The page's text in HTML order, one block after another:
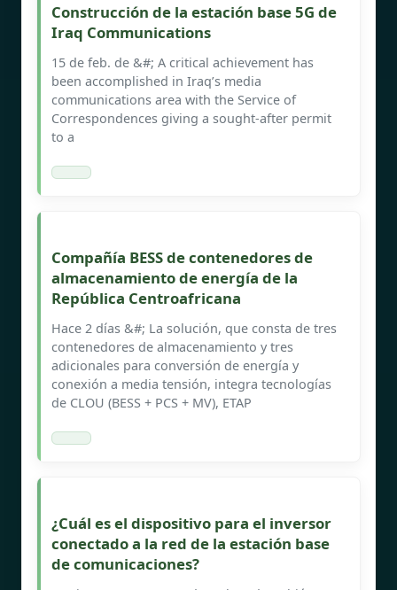
Construcción de la estación base 5G de
Iraq Communications
15 de feb. de &#; A critical achievement has
been accomplished in Iraq’s media
communications area with the Service of
Correspondences giving a sought-after permit
to a
Compañía BESS de contenedores de
almacenamiento de energía de la
República Centroafricana
Hace 2 días &#; La solución, que consta de tres
contenedores de almacenamiento y tres
adicionales para conversión de energía y
conexión a media tensión, integra tecnologías
de CLOU (BESS + PCS + MV), ETAP
¿Cuál es el dispositivo para el inversor
conectado a la red de la estación base
de comunicaciones?